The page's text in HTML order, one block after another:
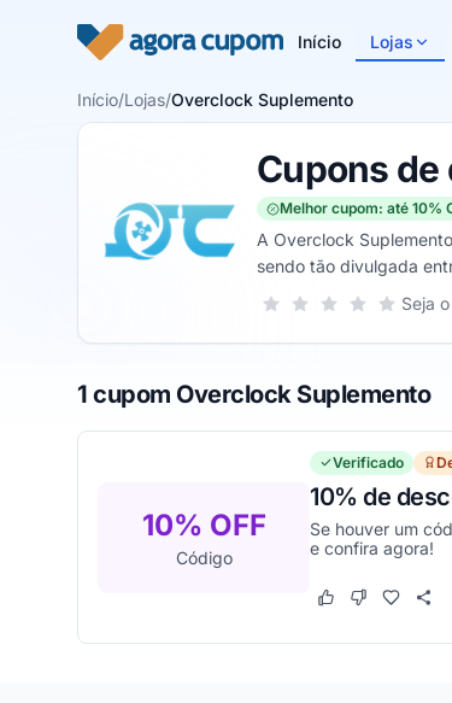
Início Lojas
Início/Lojas/Overclock Suplemento
Cupons
Melhor cupom: até 10%
A Overclock
sendo tão divulgada
natural, é perfeito para
Sua nota para
5
4 estrelas
3 estrelas
2 estrelas
1 estrela Seja
1 cupom Overclock Suplemento
10% OFF
Código
Verificado
10% de
Se houver um
e confira agora!
Este cupom
Este cupom